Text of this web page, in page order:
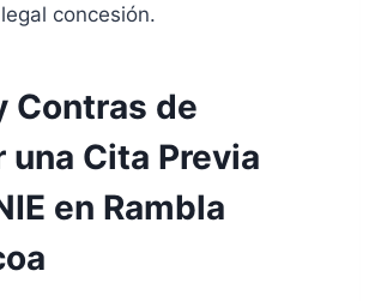
concesión.
Contras de
una Cita Previa
en Rambla